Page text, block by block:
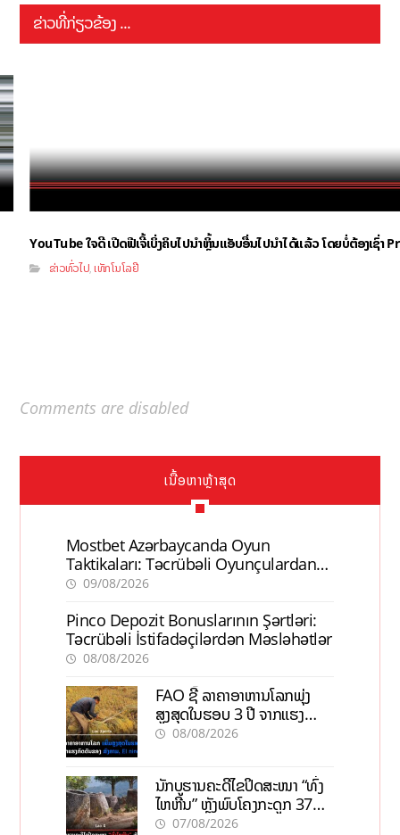
ຂ່າວທີ່ກ່ຽວຂ້ອງ ...
YouTube ໃຈດີ ເປີດຟີເຈີ້ເບິ່ງຄິບໄປນຳຫຼິ້ນແອັບອື່ນໄປນຳໄດ້ແລ້ວ ໂດຍບໍ່ຕ້ອງເຊົ່າ
ຂ່າວທົ່ວໄປ,ເທັກໂນໂລຢີ
Comments are disabled
ເນື້ອຫາຫຼ້າສຸດ
Mostbet Azərbaycanda Oyun
Taktikaları: Təcrübəli Oyunçulardan
İpuçları
09/08/2026
Pinco Depozit Bonuslarının Şərtləri:
Təcrübəli İstifadəçilərdən Məsləhətlər
08/08/2026
FAO ຊີ້ ລາຄາອາຫານໂລກພຸ່ງ
ສູງສຸດໃນຮອບ 3 ປີ ຈາກແຮງ
ກົດດັນຂອງສົງຄາມ, El nino
08/08/2026
ນັກບູຮານຄະດີໄຂປິດສະໜາ “ທົ່ງ
ໄຫຫີນ” ຫຼັງພົບໂຄງກະດູກ 37
ຄົນໃນຫີນຍັກ
07/08/2026